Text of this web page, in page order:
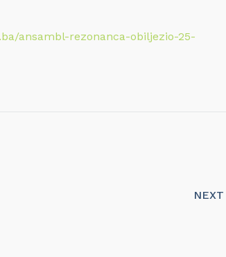
ansambl-rezonanca-obiljezio-25-
NEXT